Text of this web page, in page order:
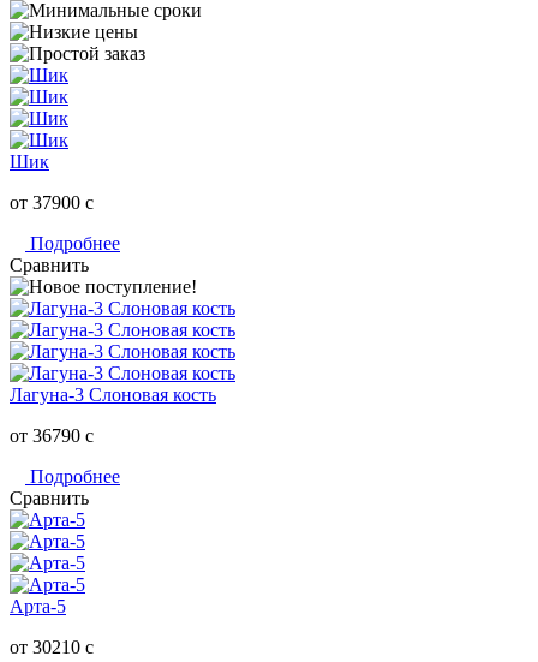
Шик
от 37900 c
Подробнее
Сравнить
Лагуна-3 Слоновая кость
от 36790 c
Подробнее
Сравнить
Арта-5
от 30210 c